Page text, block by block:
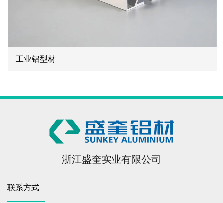
工业铝型材
浙江盛奎实业有限公司
联系方式